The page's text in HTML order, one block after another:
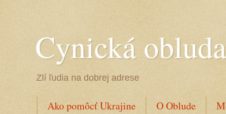
Cynická obluda
Zlí ľudia na dobrej adrese
Ako pomôcť Ukrajine O Oblude